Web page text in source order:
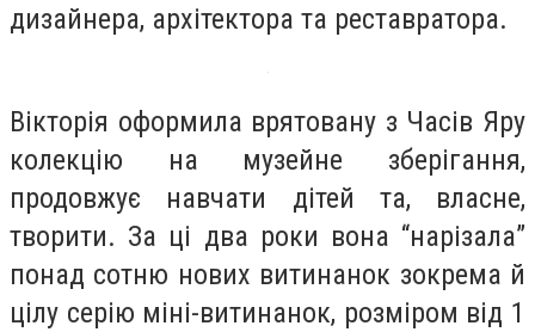
дизайнера, архітектора та реставратора.
Вікторія оформила врятовану з Часів Яру
колекцію на музейне зберігання,
продовжує навчати дітей та, власне,
творити. За ці два роки вона “нарізала”
понад сотню нових витинанок зокрема й
цілу серію міні-витинанок, розміром від 1